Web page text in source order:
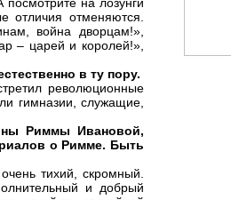
отменяются.
война дворцам!»,
– царей и королей!»,
в ту пору.
революционные
гимназии, служащие,
Риммы Ивановой,
о Римме. Быть
тихий, скромный.
и добрый